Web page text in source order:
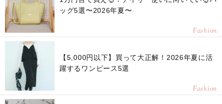
ッグ5選〜2026年夏〜
Fashion
【5,000円以下】買って大正解！2026年夏に活
躍するワンピース5選
Fashion